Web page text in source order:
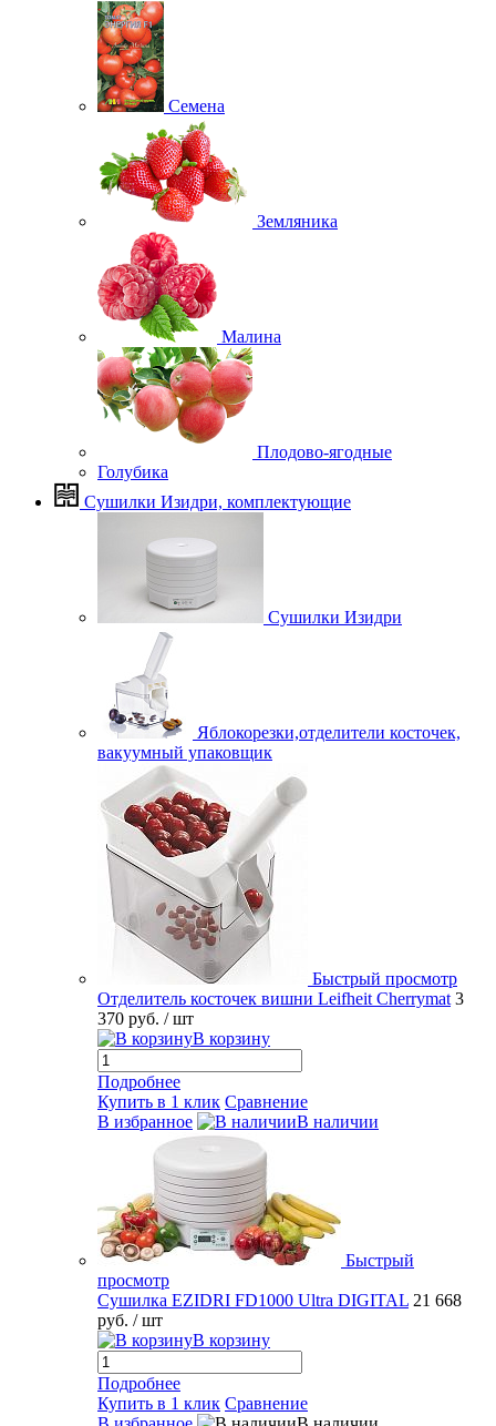
Семена
Земляника
Малина
Плодово-ягодные
Голубика
Сушилки Изидри, комплектующие
Сушилки Изидри
Яблокорезки,отделители косточек,
вакуумный упаковщик
Быстрый просмотр
Отделитель косточек вишни Leifheit Cherrymat 3
370 руб. / шт
В корзину
Подробнее
Купить в 1 клик Сравнение
В избранное
В наличии
Быстрый
просмотр
Сушилка EZIDRI FD1000 Ultra DIGITAL 21 668
руб. / шт
В корзину
Подробнее
Купить в 1 клик Сравнение